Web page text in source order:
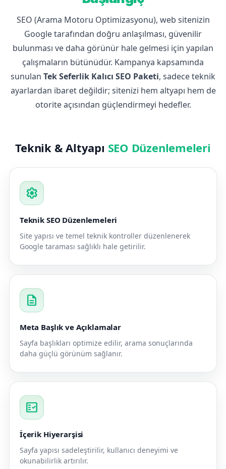
SEO (Arama Motoru Optimizasyonu), web sitenizin
Google tarafından doğru anlaşılması, güvenilir
bulunması ve daha görünür hale gelmesi için yapılan
çalışmaların bütünüdür. Kampanya kapsamında
sunulan Tek Seferlik Kalıcı SEO Paketi, sadece teknik
ayarlardan ibaret değildir; sitenizi hem altyapı hem de
otorite açısından güçlendirmeyi hedefler.
Teknik & Altyapı SEO Düzenlemeleri
settings
Teknik SEO Düzenlemeleri
Site yapısı ve temel teknik kontroller düzenlenerek
Google taraması sağlıklı hale getirilir.
description
Meta Başlık ve Açıklamalar
Sayfa başlıkları optimize edilir, arama sonuçlarında
daha güçlü görünüm sağlanır.
fact_check
İçerik Hiyerarşisi
Sayfa yapısı sadeleştirilir, kullanıcı deneyimi ve
okunabilirlik artırılır.